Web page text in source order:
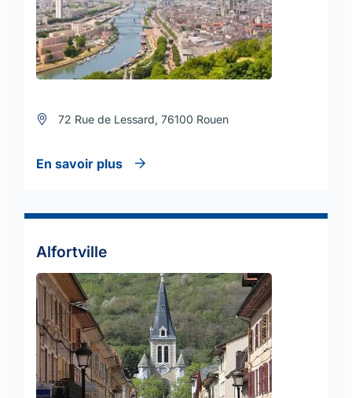
72 Rue de Lessard, 76100 Rouen
En savoir plus
Alfortville